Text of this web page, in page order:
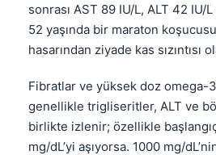
sonrası AST 89 IU/L, ALT 42 IU/
52 yaşında bir maraton
hasarından ziyade kas sızıntısı
Fibratlar ve yüksek doz omega-
genellikle trigliseritler, ALT ve
birlikte izlenir; özellikle
mg/dL’yi aşıyorsa. 1000 mg/